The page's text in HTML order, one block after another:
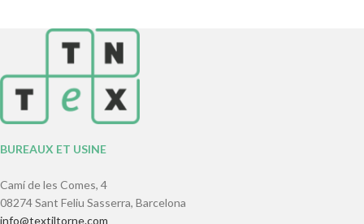
SERGÉ 2/2 MULTICOLORE
RECYCLÉ – RTWILL2/2MULTI-
200
Tissus recyclés,Multicolore
135.75 – 271.50